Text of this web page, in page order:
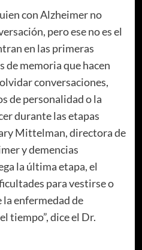
con Alzheimer no
pero ese no es el
en las primeras
de memoria que hacen
conversaciones,
de personalidad o la
durante las etapas
Mittelman, directora de
y demencias
la última etapa, el
para vestirse o
la enfermedad de
tiempo”, dice el Dr.